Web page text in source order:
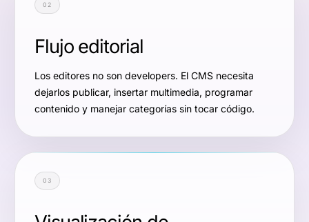
02
Flujo editorial
Los editores no son developers. El CMS necesita
dejarlos publicar, insertar multimedia, programar
contenido y manejar categorías sin tocar código.
03